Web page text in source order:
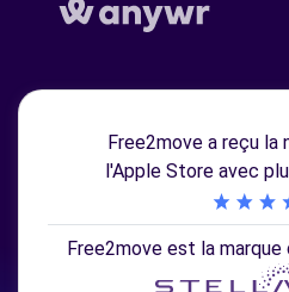
Free2move a reçu la
l'Apple Store avec
Free2move est la